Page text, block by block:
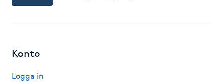
Gruppträning
Konto
Logga in